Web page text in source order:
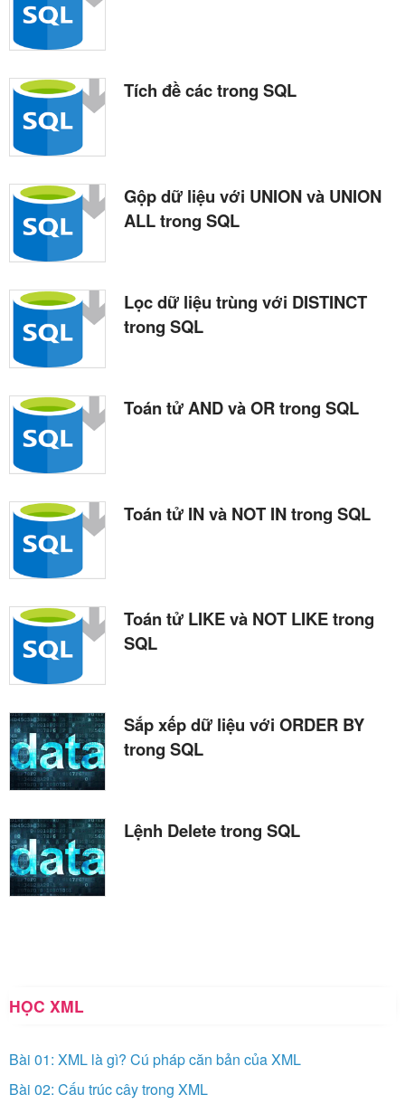
Tích đề các trong SQL
Gộp dữ liệu với UNION và UNION
ALL trong SQL
Lọc dữ liệu trùng với DISTINCT
trong SQL
Toán tử AND và OR trong SQL
Toán tử IN và NOT IN trong SQL
Toán tử LIKE và NOT LIKE trong
SQL
Sắp xếp dữ liệu với ORDER BY
trong SQL
Lệnh Delete trong SQL
HỌC XML
Bài 01: XML là gì? Cú pháp căn bản của XML
Bài 02: Cấu trúc cây trong XML